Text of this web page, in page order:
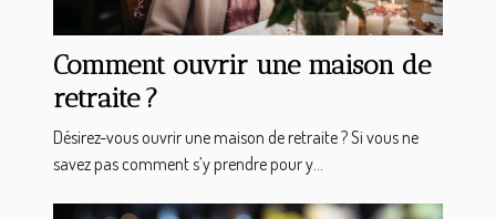
Comment ouvrir une maison de
retraite ?
Désirez-vous ouvrir une maison de retraite ? Si vous ne
savez pas comment s’y prendre pour y...